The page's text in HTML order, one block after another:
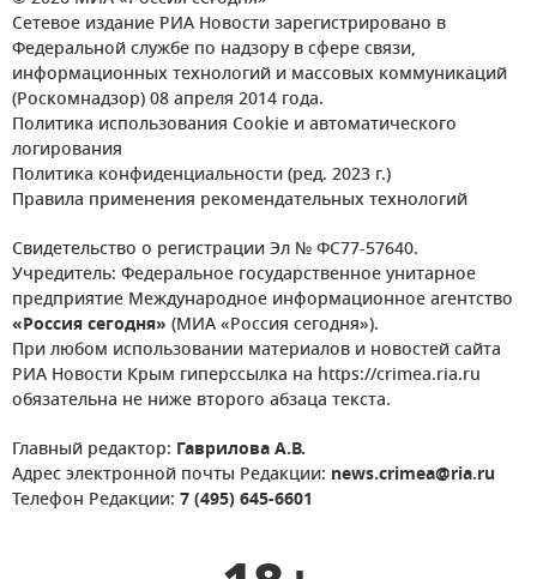
Сетевое издание РИА Новости зарегистрировано в
Федеральной службе по надзору в сфере связи,
информационных технологий и массовых коммуникаций
(Роскомнадзор) 08 апреля 2014 года.
Политика использования Cookie и автоматического
логирования
Политика конфиденциальности (ред. 2023 г.)
Правила применения рекомендательных технологий
Свидетельство о регистрации Эл № ФС77-57640.
Учредитель: Федеральное государственное унитарное
предприятие Международное информационное агентство
«Россия сегодня» (МИА «Россия сегодня»).
При любом использовании материалов и новостей сайта
РИА Новости Крым гиперссылка на https://crimea.ria.ru
обязательна не ниже второго абзаца текста.
Главный редактор: Гаврилова А.В.
Адрес электронной почты Редакции: news.crimea@ria.ru
Телефон Редакции: 7 (495) 645-6601